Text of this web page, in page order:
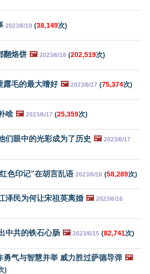
2023/6/19 (38,149次)
翻烙饼 🖼️ 2023/6/18 (202,519次)
露毛的最大嗜好 🖼️ 2023/6/17 (75,374次)
啥 🖼️ 2023/6/17 (25,359次)
们眼中的光彩成为了历史 🖼️ 2023/6/17
色印记”在胡言乱语 2023/6/16 (58,289次)
泽民为何让宋祖英离婚 🖼️ 2023/6/16
中共的铁石心肠 🖼️ 2023/6/15 (82,741次)
勇气与智慧并举 威力胜过萨德导弹 🖼️
)